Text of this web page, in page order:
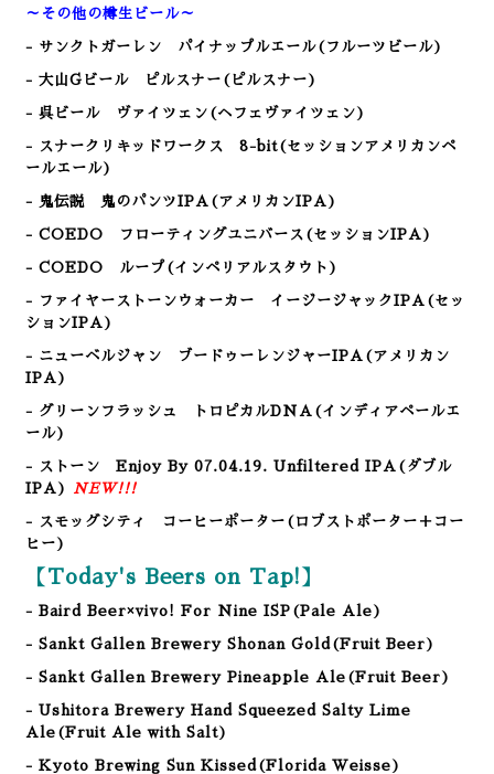
～その他の樽生ビール～
- サンクトガーレン パイナップルエール(フルーツビール)
- 大山Gビール ピルスナー(ピルスナー)
- 呉ビール ヴァイツェン(ヘフェヴァイツェン)
- スナークリキッドワークス 8-bit(セッションアメリカンペ
ールエール)
- 鬼伝説 鬼のパンツIPA(アメリカンIPA)
- COEDO フローティングユニバース(セッションIPA)
- COEDO ループ(インペリアルスタウト)
- ファイヤーストーンウォーカー イージージャックIPA(セッ
ションIPA)
- ニューベルジャン ブードゥーレンジャーIPA(アメリカン
IPA)
- グリーンフラッシュ トロピカルDNA(インディアペールエ
ール)
- ストーン Enjoy By 07.04.19. Unfiltered IPA(ダブル
IPA) NEW!!!
- スモッグシティ コーヒーポーター(ロブストポーター＋コー
ヒー)
【Today's Beers on Tap!】
- Baird Beer×vivo! For Nine ISP(Pale Ale)
- Sankt Gallen Brewery Shonan Gold(Fruit Beer)
- Sankt Gallen Brewery Pineapple Ale (Fruit Beer)
- Ushitora Brewery Hand Squeezed Salty Lime
Ale(Fruit Ale with Salt)
- Kyoto Brewing Sun Kissed(Florida Weisse)